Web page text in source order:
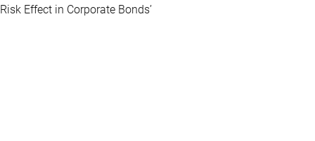
Risk Effect in Corporate Bonds’